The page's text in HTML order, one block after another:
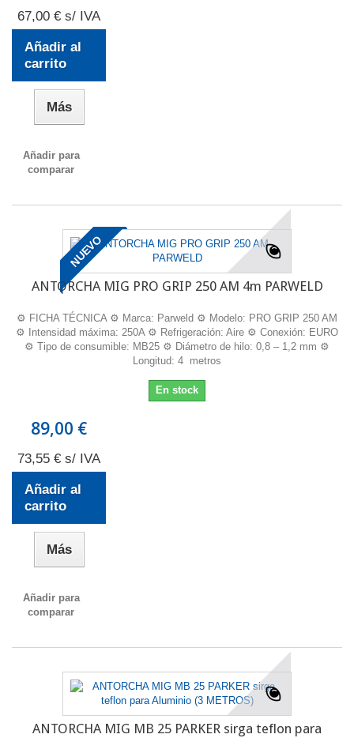
67,00 € s/ IVA
Añadir al
carrito
Más
Añadir para
comparar
NUEVO
ANTORCHA MIG PRO GRIP 250 AM 4m PARWELD
⚙️ FICHA TÉCNICA ⚙️ Marca: Parweld ⚙️ Modelo: PRO GRIP 250 AM
⚙️ Intensidad máxima: 250A ⚙️ Refrigeración: Aire ⚙️ Conexión: EURO
⚙️ Tipo de consumible: MB25 ⚙️ Diámetro de hilo: 0,8 – 1,2 mm ⚙️
Longitud: 4 metros
En stock
89,00 €
73,55 € s/ IVA
Añadir al
carrito
Más
Añadir para
comparar
ANTORCHA MIG MB 25 PARKER sirga teflon para